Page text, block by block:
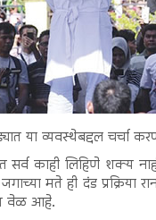
या व्यवस्थेबद्दल चर्चा
काही लिहिणे शक्य
मते ही दंड
वेळ आहे.